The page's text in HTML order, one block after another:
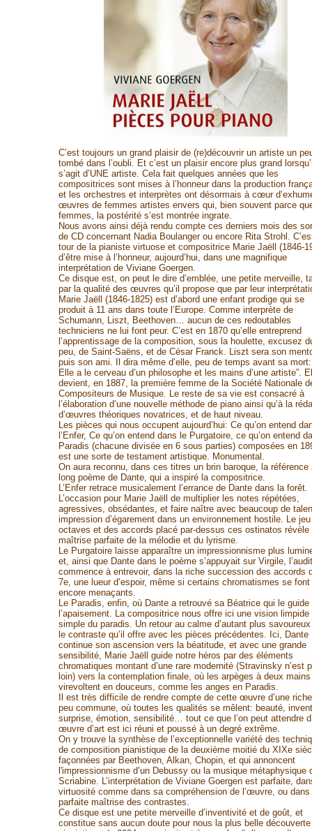
C’est toujours un grand plaisir de (re)découvrir un artiste un
tombé dans l’oubli. Et c’est un plaisir encore plus grand
s’agit d’UNE artiste. Cela fait quelques années que les
compositrices sont mises à l’honneur dans la production
et les orchestres et interprètes ont désormais à cœur
œuvres de femmes artistes envers qui, bien souvent parce
femmes, la postérité s’est montrée ingrate.
Nous avons ainsi déjà rendu compte ces derniers mois des
de CD concernant Nadia Boulanger ou encore Rita Strohl.
tour de la pianiste virtuose et compositrice Marie Jaëll (1846-
d’être mise à l’honneur, aujourd’hui, dans une magnifique
interprétation de Viviane Goergen.
Ce disque est, on peut le dire d’emblée, une petite merveille,
par la qualité des œuvres qu’il propose que par leur
Marie Jaëll (1846-1825) est d’abord une enfant prodige qui se
produit à 11 ans dans toute l’Europe. Comme interprète de
Schumann, Liszt, Beethoven… aucun de ces redoutables
techniciens ne lui font peur. C’est en 1870 qu’elle entreprend
l’apprentissage de la composition, sous la houlette, excusez
peu, de Saint-Saëns, et de César Franck. Liszt sera son
puis son ami. Il dira même d’elle, peu de temps avant sa mort:
Elle a le cerveau d’un philosophe et les mains d’une artiste”.
devient, en 1887, la première femme de la Société Nationale
Compositeurs de Musique. Le reste de sa vie est consacré à
l’élaboration d’une nouvelle méthode de piano ainsi qu’à la
d’œuvres théoriques novatrices, et de haut niveau.
Les pièces qui nous occupent aujourd’hui: Ce qu’on entend
l’Enfer, Ce qu’on entend dans le Purgatoire, ce qu’on entend
Paradis (chacune divisée en 6 sous parties) composées en
est une sorte de testament artistique. Monumental.
On aura reconnu, dans ces titres un brin baroque, la référence
long poème de Dante, qui a inspiré la compositrice.
L’Enfer retrace musicalement l’errance de Dante dans la forêt.
L’occasion pour Marie Jaëll de multiplier les notes répétées,
agressives, obsédantes, et faire naître avec beaucoup de
impression d’égarement dans un environnement hostile. Le
octaves et des accords placé par-dessus ces ostinatos révèle
maîtrise parfaite de la mélodie et du lyrisme.
Le Purgatoire laisse apparaître un impressionnisme plus
et, ainsi que Dante dans le poème s’appuyait sur Virgile,
commence à entrevoir, dans la riche succession des accords
7e, une lueur d’espoir, même si certains chromatismes se font
encore menaçants.
Le Paradis, enfin, où Dante a retrouvé sa Béatrice qui le guide
l’apaisement. La compositrice nous offre ici une vision limpide
simple du paradis. Un retour au calme d’autant plus savoureux
le contraste qu’il offre avec les pièces précédentes. Ici, Dante
continue son ascension vers la béatitude, et avec une grande
sensibilité, Marie Jaëll guide notre héros par des éléments
chromatiques montant d’une rare modernité (Stravinsky n’est
loin) vers la contemplation finale, où les arpèges à deux mains
virevoltent en douceurs, comme les anges en Paradis.
Il est très difficile de rendre compte de cette œuvre d’une
peu commune, où toutes les qualités se mêlent: beauté,
surprise, émotion, sensibilité… tout ce que l’on peut attendre
œuvre d’art est ici réuni et poussé à un degré extrême.
On y trouve la synthèse de l’exceptionnelle variété des
de composition pianistique de la deuxième moitié du XIXe
façonnées par Beethoven, Alkan, Chopin, et qui annoncent
l'impressionnisme d’un Debussy ou la musique métaphysique
Scriabine. L’interprétation de Viviane Goergen est parfaite,
virtuosité comme dans sa compréhension de l’œuvre, ou dans
parfaite maîtrise des contrastes.
Ce disque est une petite merveille d’inventivité et de goût, et
constitue sans aucun doute pour nous la plus belle découverte